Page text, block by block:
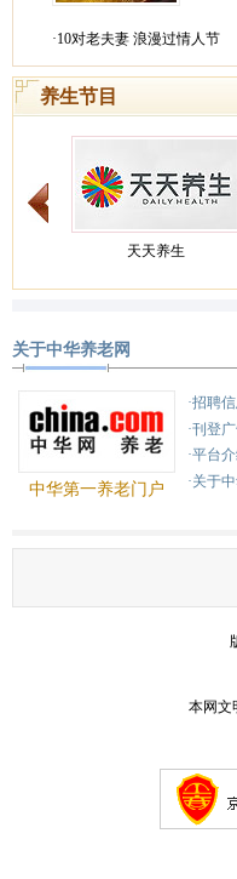
报》
一行
·10对老夫妻 浪漫过情人节
养生节目
天天养生
关于中华养老网
中华第一养老门户
·招聘
·刊登
·平台
·关于
本网文